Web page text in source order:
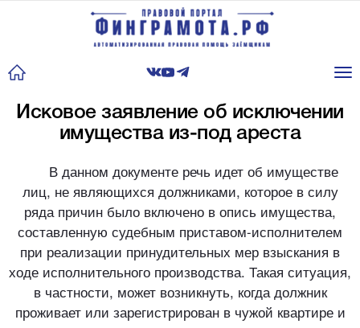
Исковое заявление об исключении
имущества из-под ареста
В данном документе речь идет об имуществе
лиц, не являющихся должниками, которое в силу
ряда причин было включено в опись имущества,
составленную судебным приставом-исполнителем
при реализации принудительных мер взыскания в
ходе исполнительного производства. Такая ситуация,
в частности, может возникнуть, когда должник
проживает или зарегистрирован в чужой квартире и